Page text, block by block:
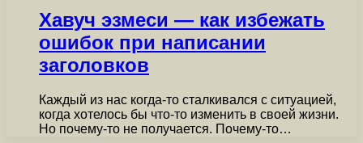
Хавуч эзмеси — как избежать
ошибок при написании
заголовков
Каждый из нас когда-то сталкивался с ситуацией,
когда хотелось бы что-то изменить в своей жизни.
Но почему-то не получается. Почему-то…